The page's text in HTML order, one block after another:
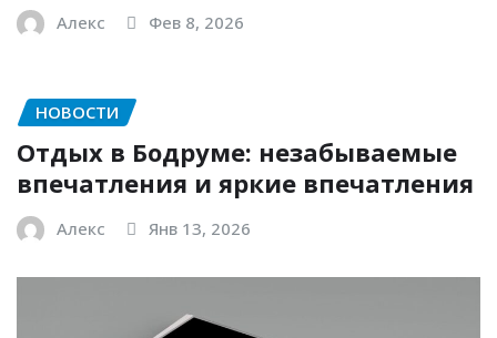
Алекс Фев 8, 2026
НОВОСТИ
Отдых в Бодруме: незабываемые
впечатления и яркие впечатления
Алекс Янв 13, 2026